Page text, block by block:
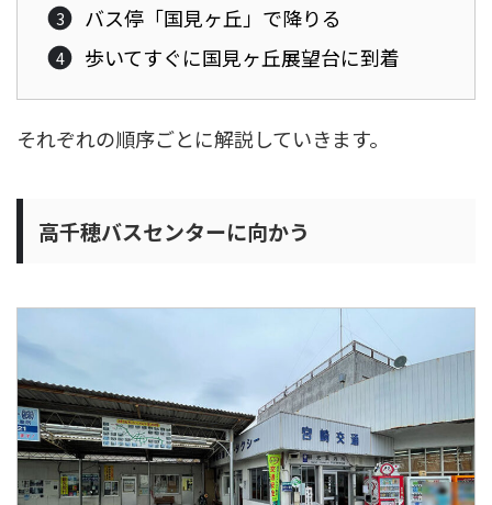
バス停「国見ヶ丘」で降りる
歩いてすぐに国見ヶ丘展望台に到着
それぞれの順序ごとに解説していきます。
高千穂バスセンターに向かう